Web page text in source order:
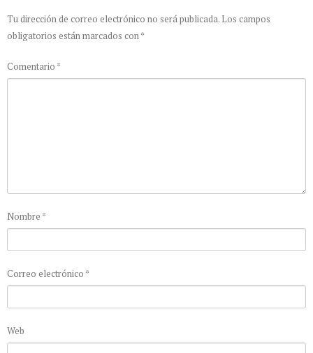
Tu dirección de correo electrónico no será publicada. Los campos
obligatorios están marcados con*
Comentario *
Nombre *
Correo electrónico *
Web